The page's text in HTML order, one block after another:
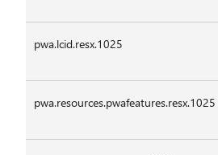
pwa.lcid.resx.1025
pwa.resources.pwafeatures.resx.1025